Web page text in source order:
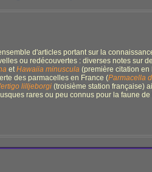
d'articles portant sur la
ou redécouvertes : diverses notes sur
etHawaiia minuscula (première citation en
des parmacelles en France (Parmacella
lilljeborgi (troisième station française)
rares ou peu connus pour la faune de